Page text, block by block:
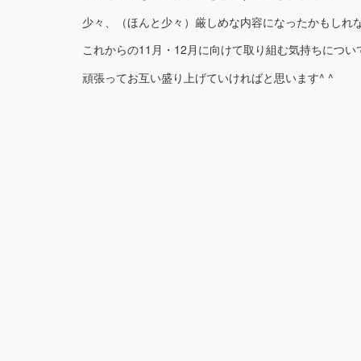
少々、（ほんと少々）厳しめな内容になったかもしれ
これからの11月・12月に向けて取り組む気持ちについ
頑張ってお互い盛り上げていければと思います^ ^